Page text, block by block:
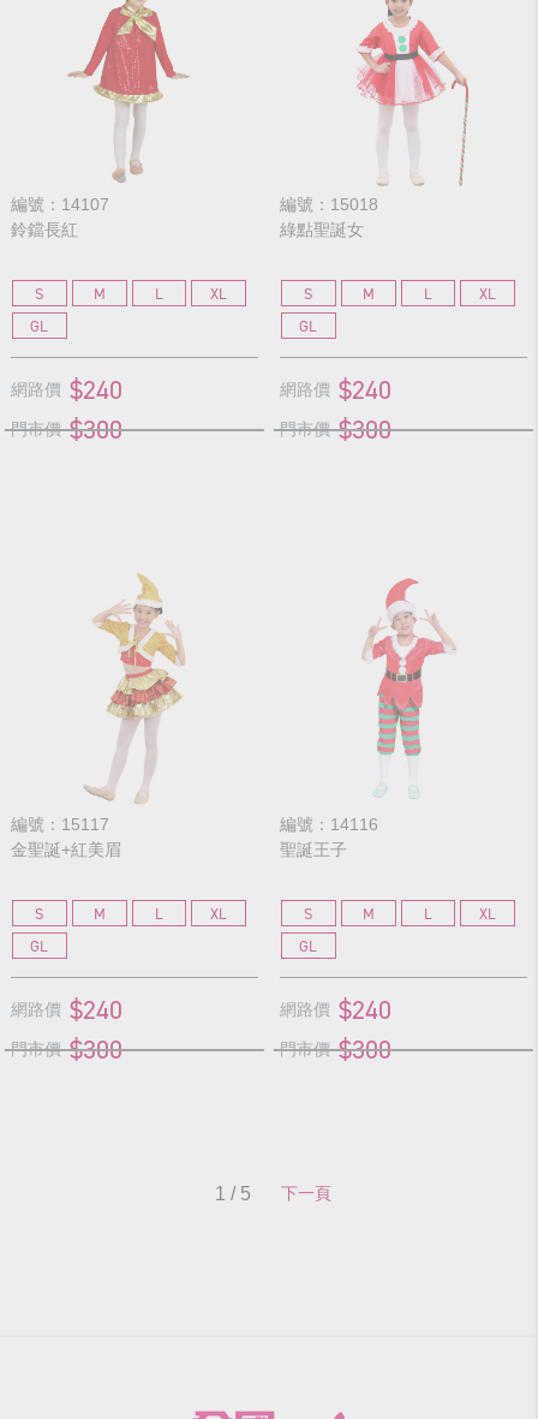
編號：14107
鈴鐺長紅
S M L
XL
GL
網路價 $240
門市價 $300
編號：15018
綠點聖誕女
S M L
XL
GL
網路價 $240
門市價 $300
編號：15117
金聖誕+紅美眉
S M L
XL
GL
網路價 $240
門市價 $300
編號：14116
聖誕王子
S M L
XL
GL
網路價 $240
門市價 $300
1 / 5 下一頁